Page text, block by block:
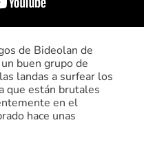
de Bideolan de
buen grupo de
landas a surfear los
que están brutales
en el
hace unas